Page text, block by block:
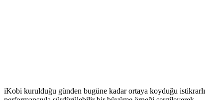
iKobi kurulduğu günden bugüne kadar ortaya koyduğu istikrarlı